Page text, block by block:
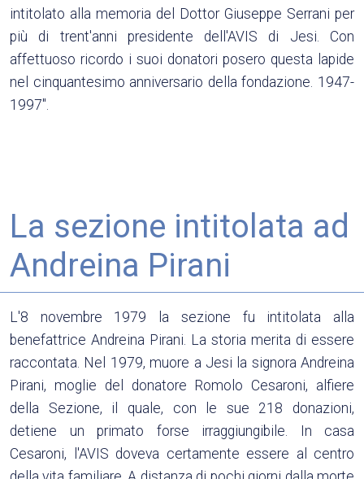
intitolato alla memoria del Dottor Giuseppe Serrani per
più di trent'anni presidente dell'AVIS di Jesi. Con
affettuoso ricordo i suoi donatori posero questa lapide
nel cinquantesimo anniversario della fondazione. 1947-
1997".
La sezione intitolata ad
Andreina Pirani
L'8 novembre 1979 la sezione fu intitolata alla
benefattrice Andreina Pirani. La storia merita di essere
raccontata. Nel 1979, muore a Jesi la signora Andreina
Pirani, moglie del donatore Romolo Cesaroni, alfiere
della Sezione, il quale, con le sue 218 donazioni,
detiene un primato forse irraggiungibile. In casa
Cesaroni, l'AVIS doveva certamente essere al centro